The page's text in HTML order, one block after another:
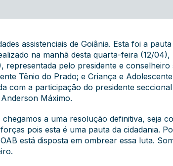
assistenciais de Goiânia. Esta foi a
na manhã desta quarta-feira (12/04),
representada pelo presidente e conselheiro
Tênio do Prado; e Criança e
com a participação do presidente
Máximo.
a uma resolução definitiva, seja
pois esta é uma pauta da cidadania.
está disposta em ombrear essa luta.